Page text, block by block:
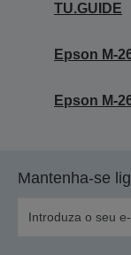
TU.GUIDE
Epson M-
Epson M-
Mantenha-se